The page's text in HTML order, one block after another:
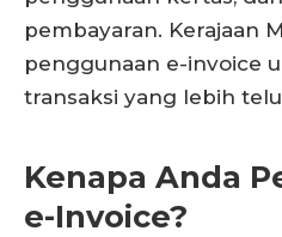
pembayaran. Kerajaan
penggunaan e-invoice
transaksi yang lebih
Kenapa Anda
e-Invoice?